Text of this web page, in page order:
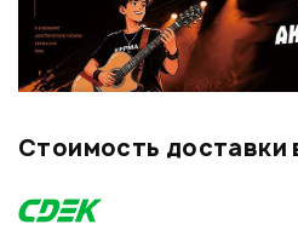
Стоимость доставки